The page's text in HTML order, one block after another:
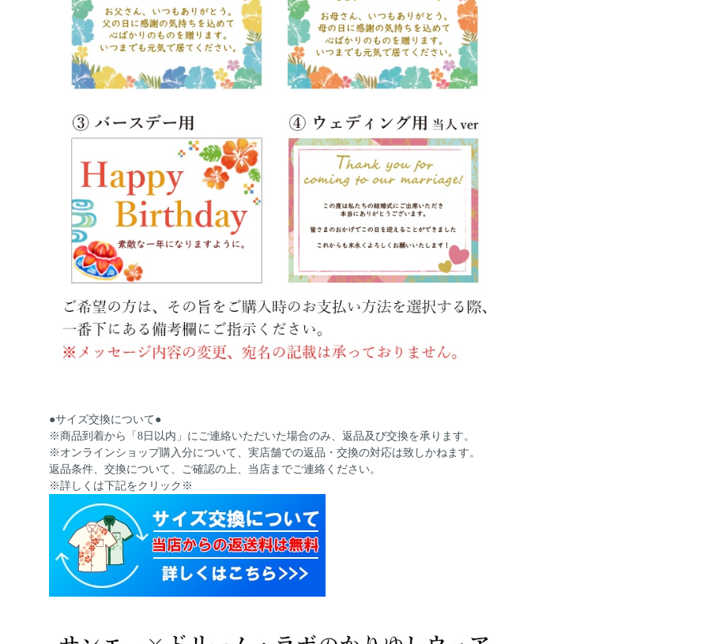
●サイズ交換について●
※商品到着から「8日以内」にご連絡いただいた場合のみ、返品及び交換を承ります。
※オンラインショップ購入分について、実店舗での返品・交換の対応は致しかねます。
返品条件、交換について、ご確認の上、当店までご連絡ください。
※詳しくは下記をクリック※